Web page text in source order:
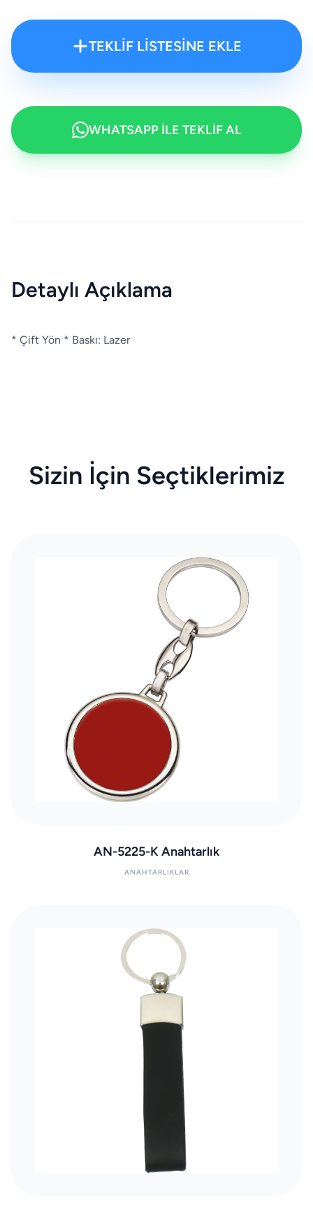
TEKLİF LİSTESİNE EKLE
WHATSAPP İLE TEKLİF AL
Detaylı Açıklama
* Çift Yön * Baskı: Lazer
Sizin İçin Seçtiklerimiz
AN-5225-K Anahtarlık
ANAHTARLIKLAR